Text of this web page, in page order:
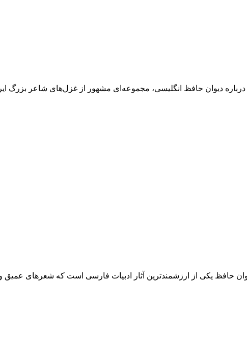
درباره دیوان حافظ انگلیسی، مجموعه‌ای مشهور از غزل‌های شاعر
یکی از ارزشمندترین آثار ادبیات فارسی است که شعرهای عمیق